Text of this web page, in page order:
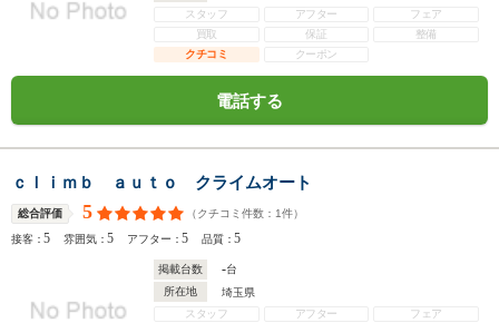
スタッフ
アフター
フェア
買取
保証
整備
クチコミ
クーポン
電話する
ｃｌｉｍｂ ａｕｔｏ クライムオート
総合評価 5 （クチコミ件数： 1件）
接客：5 雰囲気：5 アフター：5 品質：5
掲載台数 -台
所在地
埼玉県
スタッフ
アフター
フェア